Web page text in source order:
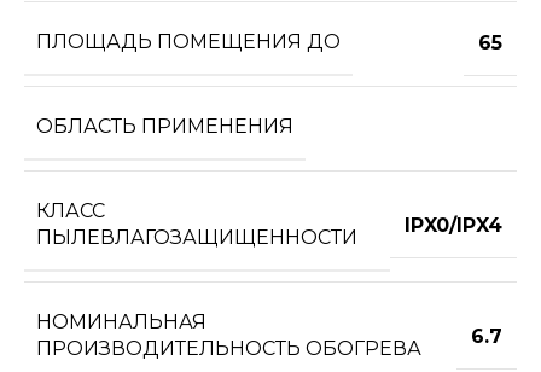
ПЛОЩАДЬ ПОМЕЩЕНИЯ ДО 65
ОБЛАСТЬ ПРИМЕНЕНИЯ
КЛАСС
ПЫЛЕВЛАГОЗАЩИЩЕННОСТИ
IPX0/IPX4
НОМИНАЛЬНАЯ
ПРОИЗВОДИТЕЛЬНОСТЬ ОБОГРЕВА
6.7